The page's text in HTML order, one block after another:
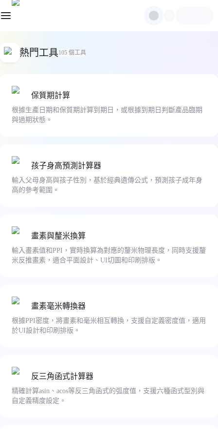
熱門工具105 個工具
保質期計算
根據生產日期和保質期計算到期日，或根據到期日判斷產品臨期
與過期狀態。
孩子身高預測計算器
輸入父母身高與孩子性別，基於經典遺傳公式，預測孩子成年身
高的參考範圍。
畫素與釐米換算
輸入畫素值和PPI，實時換算為對應的釐米物理長度，同時支援釐
米反推畫素，適合平面設計、UI切圖和印刷排版。
畫素毫米轉換器
根據PPI密度，將畫素和毫米相互轉換，支援自定義密度值，適用
於UI設計和印刷排版。
反三角函式計算器
精確計算asin、acos等反三角函式的弧度值，支援六種函式型別與
自定義精度設定。